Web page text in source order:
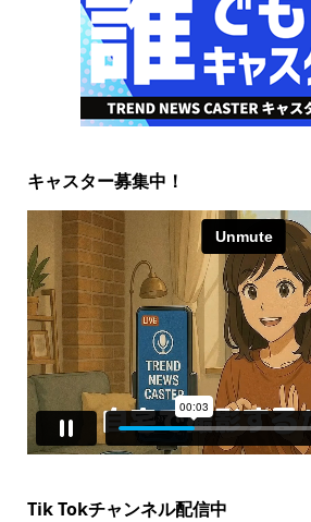
キャスター募集中！
Tik Tokチャンネル配信中